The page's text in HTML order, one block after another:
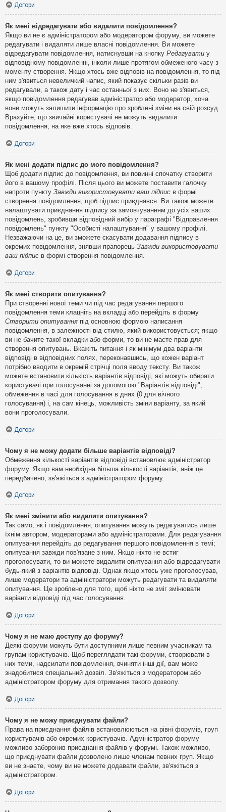
Догори
Як мені відредагувати або видалити повідомлення?
Якщо ви не є адміністратором або модератором форуму, ви можете
редагувати і видаляти лише власні повідомлення. Ви можете
відредагувати повідомлення, натиснувши на кнопку Редагувати у
відповідному повідомленні, інколи лише протягом обмеженого часу з
моменту створення. Якщо хтось вже відповів на повідомлення, то під
ним з'явиться невеличкий напис, який показує скільки разів ви
редагували, а також дату і час останньої з них. Воно не з'явиться,
якщо повідомлення редагував адміністратор або модератор, хоча
вони можуть залишити інформацію про зроблені зміни на свій розсуд.
Врахуйте, що звичайні користувачі не можуть видалити
повідомлення, на яке вже хтось відповів.
Догори
Як мені додати підпис до мого повідомлення?
Щоб додати підпис до повідомлення, ви повинні спочатку створити
його в вашому профілі. Після цього ви можете поставити галочку
напроти пункту Завжди використовувати ваш підпис в формі
створення повідомлення, щоб підпис приєднався. Ви також можете
налаштувати приєднання підпису за замовчуванням до усіх ваших
повідомлень, зробивши відповідний вибір у параграфі "Відправлення
повідомлень" пункту "Особисті налаштування" у вашому профілі.
Незважаючи на це, ви зможете скасувати додавання підпису в
окремих повідомлення, знявши прапорець Завжди використовувати
ваш підпис в формі створення повідомлення.
Догори
Як мені створити опитування?
При створенні нової теми чи під час редагування першого
повідомлення теми клацніть на вкладці або перейдіть в форму
Створити опитування під основною формою написання
повідомлення, в залежності від стилю, який використовується; якщо
ви не бачите такої вкладки або форми, то ви не маєте прав для
створення опитувань. Вкажіть питання і як мінімум два варіанти
відповіді в відповідних полях, переконавшись, що кожен варіант
потрібно вводити в окремій стрічці поля вводу тексту. Ви також
можете встановити кількість варіантів відповіді, які можуть обирати
користувачі при голосуванні за допомогою "Варіантів відповіді",
обмеження в часі для голосування в днях (0 для вічного
голосування) і, на сам кінець, можливість зміни варіанту, за який
вони проголосували.
Догори
Чому я не можу додати більше варіантів відповіді?
Обмеження кількості варіантів відповіді встановлює адміністратор
форуму. Якщо вам необхідна більша кількості варіантів, аніж це
передбачено, зв'яжіться з адміністратором форуму.
Догори
Як мені змінити або видалити опитування?
Так само, як і повідомлення, опитування можуть редагуватись лише
їхнім автором, модераторами або адміністраторами. Для редагування
опитування перейдіть до редагування першого повідомлення в темі;
опитування завжди пов'язане з ним. Якщо ніхто не встиг
проголосувати, то ви можете видалити опитування або відредагувати
будь-який з варіантів відповіді. Однак якщо хтось уже проголосував,
лише модератори та адміністратори можуть редагувати та видаляти
опитування. Це зроблено для того, щоб ніхто не зміг змінювати
варіанти відповіді під час голосування.
Догори
Чому я не маю доступу до форуму?
Деякі форуми можуть бути доступними лише певним учасникам та
групам користувачів. Щоб переглядати такі форуми, створювати в
них теми, надсилати повідомлення, вчиняти інші дії, вам може
знадобитися спеціальний дозвіл. Зв'яжіться з модератором або
адміністратором форуму для отримання такого дозволу.
Догори
Чому я не можу приєднувати файли?
Права на приєднання файлів встановлюються на рівні форумів, груп
користувачів або окремих користувачів. Адміністратор форуму
можливо заборонив приєднання файлів у форумі. Також можливо,
що приєднувати файли дозволено лише членам певних груп. Якщо
ви не знаєте, чому ви не можете додавати файли, зв'яжіться з
адміністратором.
Догори